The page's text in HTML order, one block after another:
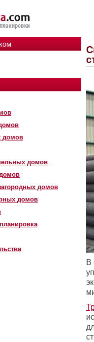
домов
домов
домов
домов
В